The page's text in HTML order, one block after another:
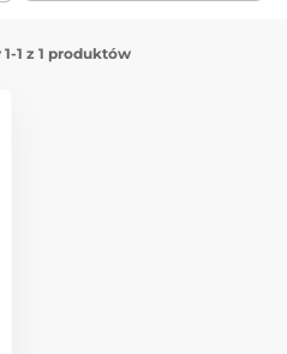
1 z 1 produktów